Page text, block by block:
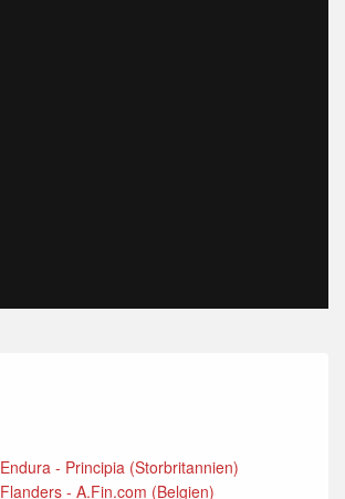
Endura - Principia (Storbritannien)
Flanders - A.Fin.com (Belgien)